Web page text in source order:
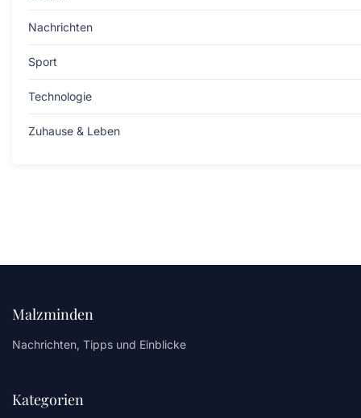
Nachrichten
Sport
Technologie
Zuhause & Leben
Malzminden
Nachrichten, Tipps und Einblicke
Kategorien